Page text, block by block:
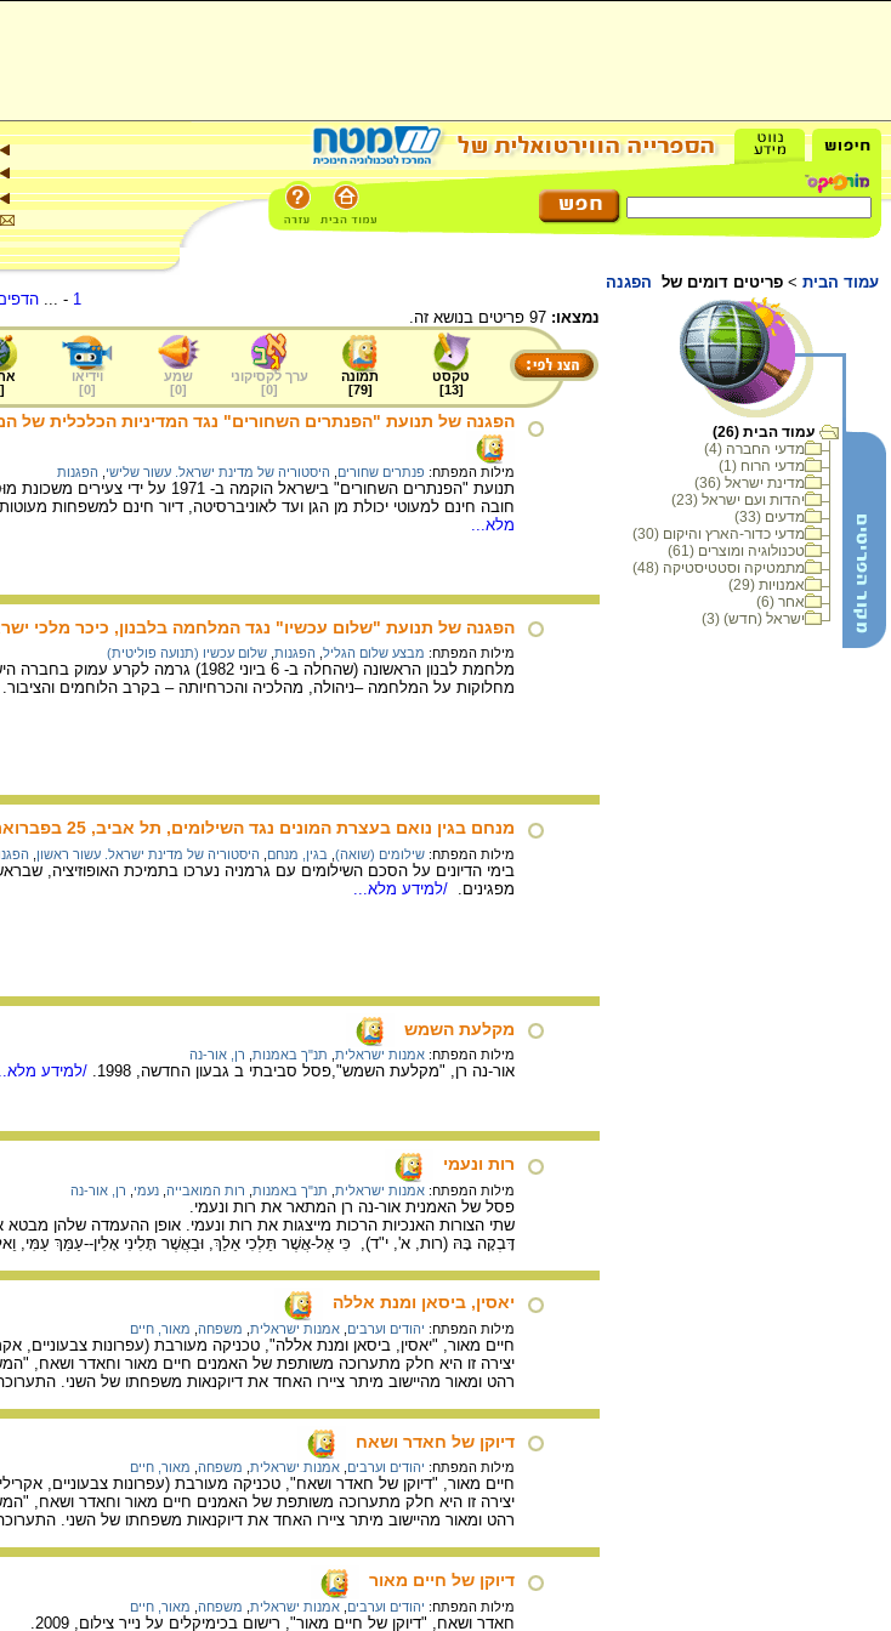
עמוד הבית > פריטים דומים של הפגנה
עמוד הבית (26)
מדעי החברה (4)
מדעי הרוח (1)
מדינת ישראל (36)
יהדות ועם ישראל (23)
מדעים (33)
מדעי כדור-הארץ והיקום (30)
טכנולוגיה ומוצרים (61)
מתמטיקה וסטטיסטיקה (48)
אמנויות (29)
אחר (6)
ישראל (חדש) (3)
1
- ...
נמצאו:
טקסט
[
13
]
תמונה
[
79
]
ערך לקסיקוני
[
0
]
שמע
[
0
]
וידיאו
[
0
]
[
הפגנה של תנועת "הפנתרים השחורים" נגד המדיניות הכלכלית של הממשלה,
מילות המפתח: פנתרים שחורים היסטוריה של מדינת ישראל. עשור שלישי הפגנות
תנועת "הפנתרים השחורים" בישראל
חובה חינם למעוטי יכולת מן הגן ועד לאוניברסיטה, דיור חינם למשפחות
מלא...
הפגנה של תנועת "שלום עכשיו" נגד המלחמה בלבנון, כיכר מלכי ישראל, תל
מילות המפתח: מבצע שלום הגליל הפגנות שלום עכשיו (תנועה פוליטית)
מלחמת לבנון הראשונה (שהחלה ב- 6 ביוני
מחלוקות על המלחמה –ניהולה, מהלכיה והכרחיותה – בקרב הלוחמים
מנחם בגין נואם בעצרת המונים נגד השילומים, תל אביב, 25 בפברואר 1952
מילות המפתח: שילומים (שואה) בגין, מנחם היסטוריה של מדינת ישראל. עשור ראשון
בימי הדיונים על הסכם השילומים עם גרמניה נערכו בתמיכת האופוזיציה,
מפגינים.
/למידע מלא...
מקלעת השמש
מילות המפתח: אמנות ישראלית תנ"ך באמנות רן, אור-נה
אור-נה רן, "מקלעת השמש",פסל סביבתי ב גבעון החדשה, 1998. /למידע
רות ונעמי
מילות המפתח: אמנות ישראלית תנ"ך באמנות רות המואבייה נעמי רן, אור-נה
פסל של האמנית אור-נה רן המתאר את רות ונעמי.
שתי הצורות האנכיות הרכות מייצגות את רות ונעמי. אופן ההעמדה שלהן
דָּבְקָה בָּהּ (רות, א', י"ד), כִּי אֶל-אֲשֶׁר תֵּלְכִי אֵלֵךְ, וּבַאֲשֶׁר תָּלִינִי אָלִין--עַמֵּךְ עַמִּי,
יאסין, ביסאן ומנת אללה
מילות המפתח: יהודים וערבים אמנות ישראלית משפחה מאור, חיים
חיים מאור, "יאסין, ביסאן ומנת אללה", טכניקה מעורבת (עפרונות צבעוניים,
יצירה זו היא חלק מתערוכה משותפת של האמנים חיים מאור וחאדר ושאח,
רהט ומאור מהיישוב מיתר ציירו האחד את דיוקנאות משפחתו של השני.
דיוקן של חאדר ושאח
מילות המפתח: יהודים וערבים אמנות ישראלית משפחה מאור, חיים
חיים מאור, "דיוקן של חאדר ושאח", טכניקה מעורבת (עפרונות צבעוניים, אקריליק,
יצירה זו היא חלק מתערוכה משותפת של האמנים חיים מאור וחאדר ושאח,
רהט ומאור מהיישוב מיתר ציירו האחד את דיוקנאות משפחתו של השני.
דיוקן של חיים מאור
מילות המפתח: יהודים וערבים אמנות ישראלית משפחה מאור, חיים
חאדר ושאח, "דיוקן של חיים מאור", רישום בכימיקלים על נייר צילום, 2009.